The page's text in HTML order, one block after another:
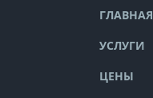
ГЛАВНАЯ
УСЛУГИ
ЦЕНЫ